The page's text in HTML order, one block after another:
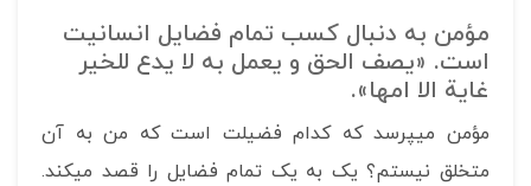
مؤمن به دنبال کسب تمام فضایل انسانیت
است. «یصف الحق و یعمل به لا یدع للخیر
غایة الا امها».
مؤمن می­پرسد که کدام فضیلت است که من به آن
متخلق نیستم؟ یک به یک تمام فضایل را قصد می­کند.